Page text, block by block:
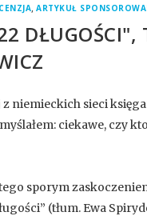
,ARTYKUŁ
DŁUGOŚCI",
z niemieckich sieci
ciekawe, czy
sporym
(tłum. Ewa